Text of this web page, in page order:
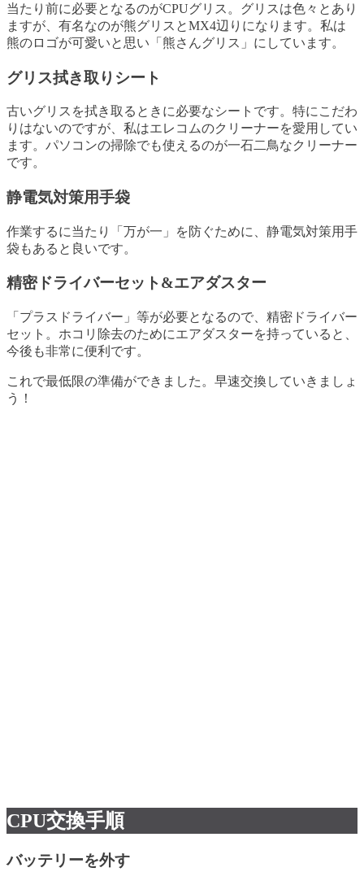
当たり前に必要となるのがCPUグリス。グリスは色々とあり
ますが、有名なのが熊グリスとMX4辺りになります。私は
熊のロゴが可愛いと思い「熊さんグリス」にしています。
グリス拭き取りシート
古いグリスを拭き取るときに必要なシートです。特にこだわ
りはないのですが、私はエレコムのクリーナーを愛用してい
ます。パソコンの掃除でも使えるのが一石二鳥なクリーナー
です。
静電気対策用手袋
作業するに当たり「万が一」を防ぐために、静電気対策用手
袋もあると良いです。
精密ドライバーセット&エアダスター
「プラスドライバー」等が必要となるので、精密ドライバー
セット。ホコリ除去のためにエアダスターを持っていると、
今後も非常に便利です。
これで最低限の準備ができました。早速交換していきましょ
う！
CPU交換手順
バッテリーを外す